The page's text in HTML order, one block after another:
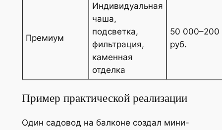
Премиум
Индивидуальная
чашa,
подсветка,
фильтрация,
каменная
отделка
50 000–200
руб.
Пример практической реализации
Один садовод на балконе создал мини-